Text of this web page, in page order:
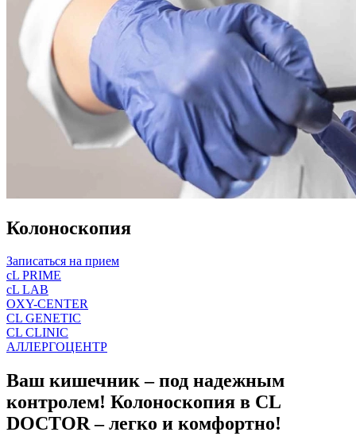
Колоноскопия
Записаться на прием
cL PRIME
cL LAB
OXY-CENTER
CL GENETIC
CL CLINIC
АЛЛЕРГОЦЕНТР
Ваш кишечник – под надежным
контролем! Колоноскопия в CL
DOCTOR – легко и комфортно!